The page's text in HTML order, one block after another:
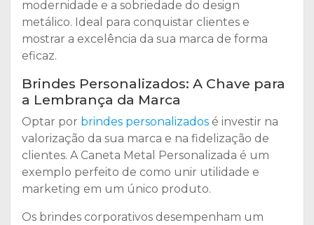
modernidade e a sobriedade do design
metálico. Ideal para conquistar clientes e
mostrar a excelência da sua marca de forma
eficaz.
Brindes Personalizados: A Chave para
a Lembrança da Marca
Optar por brindes personalizados é investir na
valorização da sua marca e na fidelização de
clientes. A Caneta Metal Personalizada é um
exemplo perfeito de como unir utilidade e
marketing em um único produto.
Os brindes corporativos desempenham um